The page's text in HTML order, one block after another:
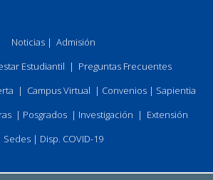
Noticias| Admisión
Estudiantil | Preguntas Frecuentes
| Campus Virtual | Convenios| Sapientia
| Posgrados| Investigación | Extensión
Sedes| Disp. COVID-19